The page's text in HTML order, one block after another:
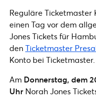
Reguläre Ticketmaster
einen Tag vor dem
Jones Tickets für
denTicketmaster
Konto bei Ticketmaster.
Am Donnerstag, dem
Uhr Norah Jones